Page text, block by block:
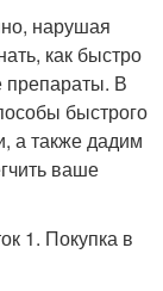
нарушая
как быстро
препараты. В
быстрого
а также дадим
ваше
1. Покупка в